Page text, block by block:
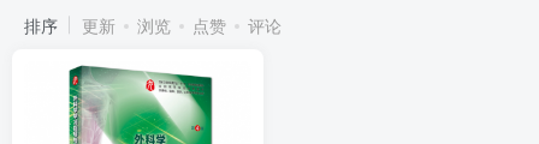
排序 更新 浏览 点赞 评论